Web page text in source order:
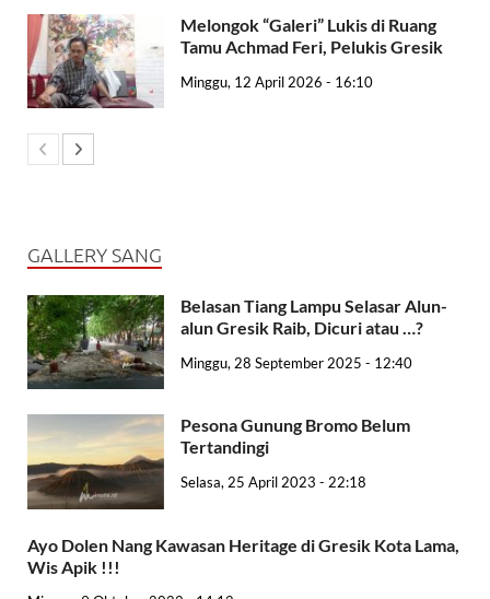
Melongok “Galeri” Lukis di Ruang
Tamu Achmad Feri, Pelukis Gresik
Minggu, 12 April 2026 - 16:10
GALLERY SANG
Belasan Tiang Lampu Selasar Alun-
alun Gresik Raib, Dicuri atau …?
Minggu, 28 September 2025 - 12:40
Pesona Gunung Bromo Belum
Tertandingi
Selasa, 25 April 2023 - 22:18
Ayo Dolen Nang Kawasan Heritage di Gresik Kota Lama,
Wis Apik !!!